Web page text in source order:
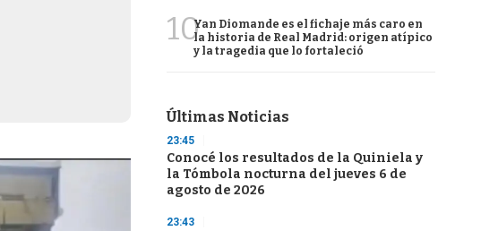
10Yan Diomande es el fichaje más caro en
la historia de Real Madrid: origen atípico
y la tragedia que lo fortaleció
Últimas Noticias
23:45
Conocé los resultados de la Quiniela y
la Tómbola nocturna del jueves 6 de
agosto de 2026
23:43